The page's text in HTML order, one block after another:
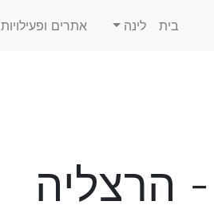
בית לינה אתרים ופעילויות
הרצליה